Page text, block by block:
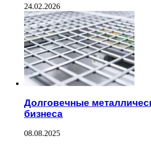
24.02.2026
Долговечные
бизнеса
08.08.2025